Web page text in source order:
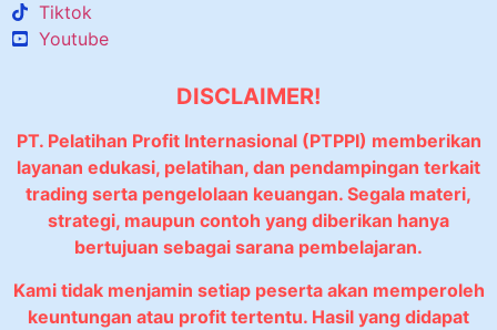
Tiktok
Youtube
DISCLAIMER!
PT. Pelatihan Profit Internasional (PTPPI) memberikan
layanan edukasi, pelatihan, dan pendampingan terkait
trading serta pengelolaan keuangan. Segala materi,
strategi, maupun contoh yang diberikan hanya
bertujuan sebagai sarana pembelajaran.
Kami tidak menjamin setiap peserta akan memperoleh
keuntungan atau profit tertentu. Hasil yang didapat